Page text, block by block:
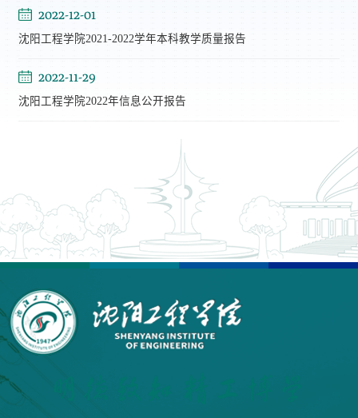
2022-12-01
沈阳工程学院2021-2022学年本科教学质量报告
2022-11-29
沈阳工程学院2022年信息公开报告